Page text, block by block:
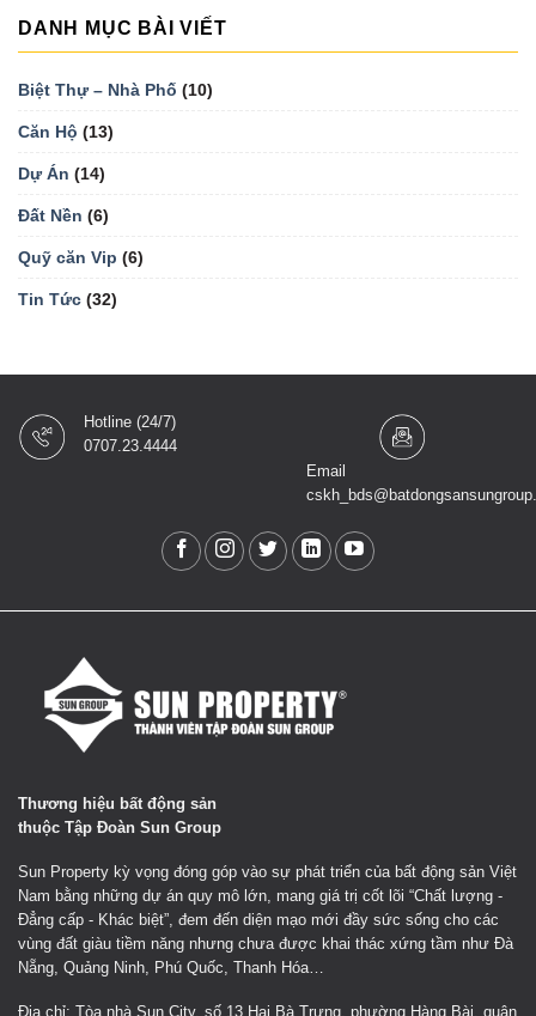
DANH MỤC BÀI VIẾT
Biệt Thự – Nhà Phố (10)
Căn Hộ (13)
Dự Án (14)
Đất Nền (6)
Quỹ căn Vip (6)
Tin Tức (32)
Hotline (24/7)
0707.23.4444
Email
Thương hiệu bất động sản
thuộc Tập Đoàn Sun Group
Sun Property kỳ vọng đóng góp vào sự phát triển của bất động sản Việt
Nam bằng những dự án quy mô lớn, mang giá trị cốt lõi “Chất lượng -
Đẳng cấp - Khác biệt”, đem đến diện mạo mới đầy sức sống cho các
vùng đất giàu tiềm năng nhưng chưa được khai thác xứng tầm như Đà
Nẵng, Quảng Ninh, Phú Quốc, Thanh Hóa…
Địa chỉ: Tòa nhà Sun City, số 13 Hai Bà Trưng, phường Hàng Bài, quận